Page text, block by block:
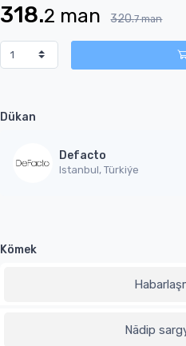
318.2 man 320.7 man
Dükan
Defacto
Istanbul, Türkiýe
Kömek
Nädip